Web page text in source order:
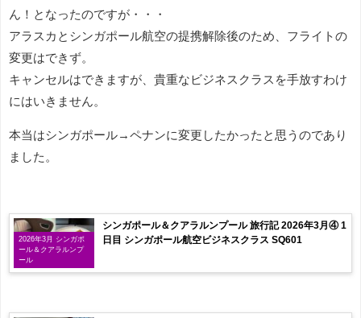
ん！となったのですが・・・
アラスカとシンガポール航空の提携解除後のため、フライトの
変更はできず。
キャンセルはできますが、貴重なビジネスクラスを手放すわけ
にはいきません。
本当はシンガポール→ペナンに変更したかったと思うのであり
ました。
2026年3月 シンガポ
ール＆クアラルンプ
ール
シンガポール＆クアラルンプール 旅行記 2026年3月④ 1
日目 シンガポール航空ビジネスクラス SQ601